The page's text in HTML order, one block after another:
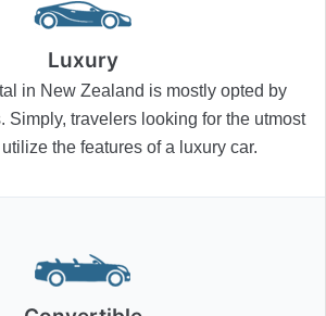
Luxury
in New Zealand is mostly opted by
Simply, travelers looking for the utmost
the features of a luxury car.